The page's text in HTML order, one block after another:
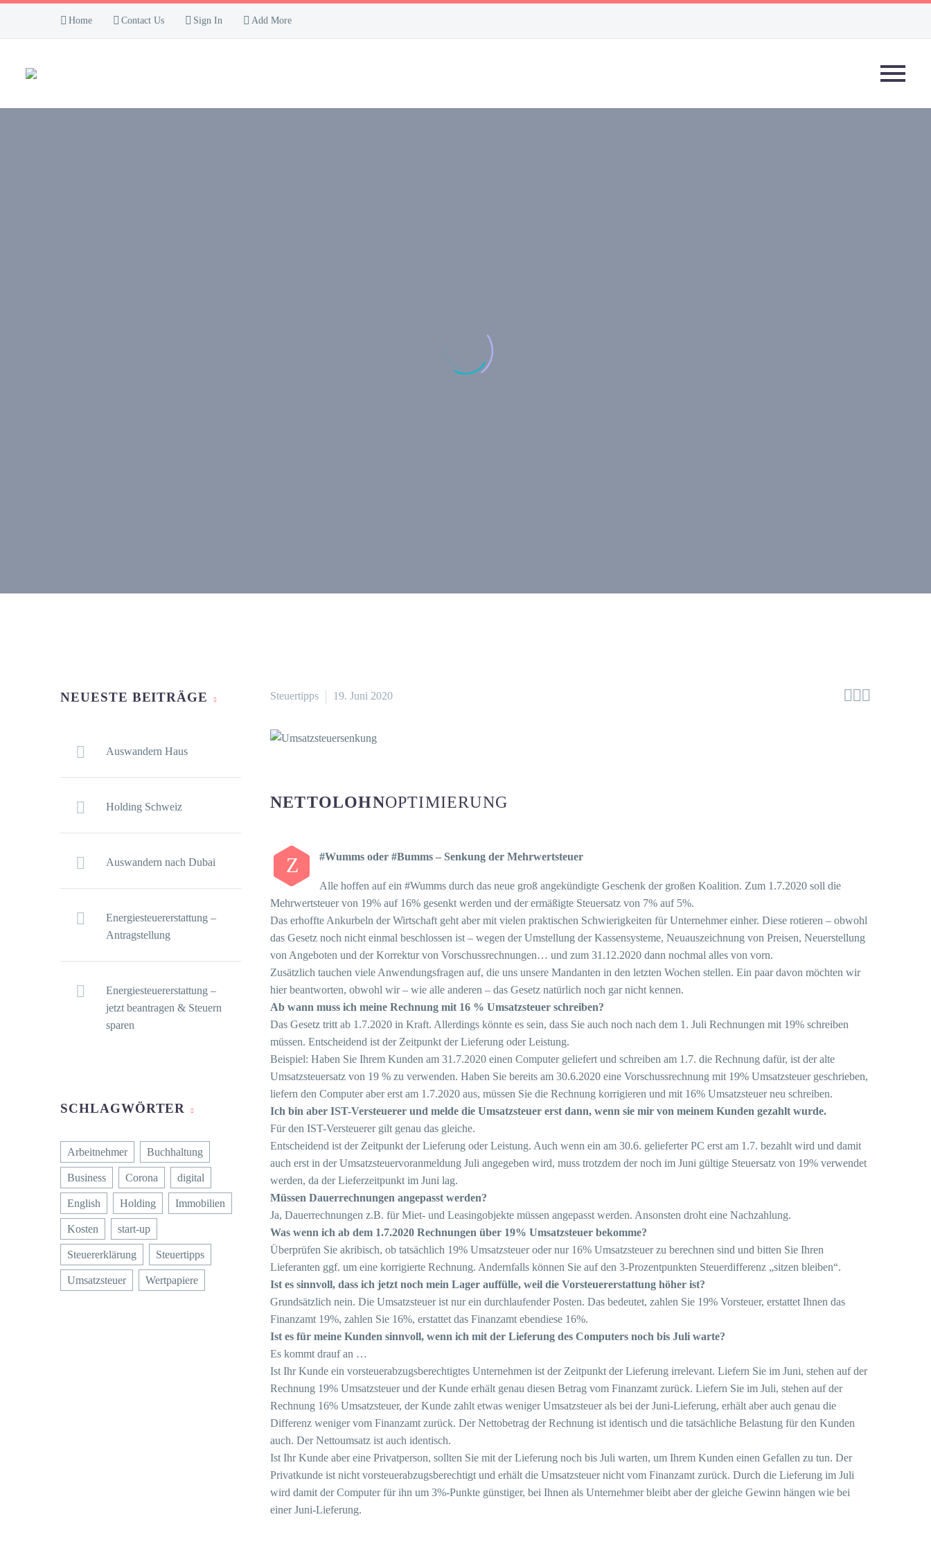
Home Contact Us Sign In Add More

Steuertipps 19. Juni 2020
NETTOLOHNOPTIMIERUNG
Z #Wumms oder #Bumms – Senkung der Mehrwertsteuer
Alle hoffen auf ein #Wumms durch das neue groß angekündigte Geschenk der großen Koalition. Zum 1.7.2020 soll die
Mehrwertsteuer von 19% auf 16% gesenkt werden und der ermäßigte Steuersatz von 7% auf 5%.
Das erhoffte Ankurbeln der Wirtschaft geht aber mit vielen praktischen Schwierigkeiten für Unternehmer einher. Diese rotieren – obwohl
das Gesetz noch nicht einmal beschlossen ist – wegen der Umstellung der Kassensysteme, Neuauszeichnung von Preisen, Neuerstellung
von Angeboten und der Korrektur von Vorschussrechnungen… und zum 31.12.2020 dann nochmal alles von vorn.
Zusätzlich tauchen viele Anwendungsfragen auf, die uns unsere Mandanten in den letzten Wochen stellen. Ein paar davon möchten wir
hier beantworten, obwohl wir – wie alle anderen – das Gesetz natürlich noch gar nicht kennen.
Ab wann muss ich meine Rechnung mit 16 % Umsatzsteuer schreiben?
Das Gesetz tritt ab 1.7.2020 in Kraft. Allerdings könnte es sein, dass Sie auch noch nach dem 1. Juli Rechnungen mit 19% schreiben
müssen. Entscheidend ist der Zeitpunkt der Lieferung oder Leistung.
Beispiel: Haben Sie Ihrem Kunden am 31.7.2020 einen Computer geliefert und schreiben am 1.7. die Rechnung dafür, ist der alte
Umsatzsteuersatz von 19 % zu verwenden. Haben Sie bereits am 30.6.2020 eine Vorschussrechnung mit 19% Umsatzsteuer geschrieben,
liefern den Computer aber erst am 1.7.2020 aus, müssen Sie die Rechnung korrigieren und mit 16% Umsatzsteuer neu schreiben.
Ich bin aber IST-Versteuerer und melde die Umsatzsteuer erst dann, wenn sie mir von meinem Kunden gezahlt wurde.
Für den IST-Versteuerer gilt genau das gleiche.
Entscheidend ist der Zeitpunkt der Lieferung oder Leistung. Auch wenn ein am 30.6. gelieferter PC erst am 1.7. bezahlt wird und damit
auch erst in der Umsatzsteuervoranmeldung Juli angegeben wird, muss trotzdem der noch im Juni gültige Steuersatz von 19% verwendet
werden, da der Lieferzeitpunkt im Juni lag.
Müssen Dauerrechnungen angepasst werden?
Ja, Dauerrechnungen z.B. für Miet- und Leasingobjekte müssen angepasst werden. Ansonsten droht eine Nachzahlung.
Was wenn ich ab dem 1.7.2020 Rechnungen über 19% Umsatzsteuer bekomme?
Überprüfen Sie akribisch, ob tatsächlich 19% Umsatzsteuer oder nur 16% Umsatzsteuer zu berechnen sind und bitten Sie Ihren
Lieferanten ggf. um eine korrigierte Rechnung. Andernfalls können Sie auf den 3-Prozentpunkten Steuerdifferenz „sitzen bleiben“.
Ist es sinnvoll, dass ich jetzt noch mein Lager auffülle, weil die Vorsteuererstattung höher ist?
Grundsätzlich nein. Die Umsatzsteuer ist nur ein durchlaufender Posten. Das bedeutet, zahlen Sie 19% Vorsteuer, erstattet Ihnen das
Finanzamt 19%, zahlen Sie 16%, erstattet das Finanzamt ebendiese 16%.
Ist es für meine Kunden sinnvoll, wenn ich mit der Lieferung des Computers noch bis Juli warte?
Es kommt drauf an …
Ist Ihr Kunde ein vorsteuerabzugsberechtigtes Unternehmen ist der Zeitpunkt der Lieferung irrelevant. Liefern Sie im Juni, stehen auf der
Rechnung 19% Umsatzsteuer und der Kunde erhält genau diesen Betrag vom Finanzamt zurück. Liefern Sie im Juli, stehen auf der
Rechnung 16% Umsatzsteuer, der Kunde zahlt etwas weniger Umsatzsteuer als bei der Juni-Lieferung, erhält aber auch genau die
Differenz weniger vom Finanzamt zurück. Der Nettobetrag der Rechnung ist identisch und die tatsächliche Belastung für den Kunden
auch. Der Nettoumsatz ist auch identisch.
Ist Ihr Kunde aber eine Privatperson, sollten Sie mit der Lieferung noch bis Juli warten, um Ihrem Kunden einen Gefallen zu tun. Der
Privatkunde ist nicht vorsteuerabzugsberechtigt und erhält die Umsatzsteuer nicht vom Finanzamt zurück. Durch die Lieferung im Juli
wird damit der Computer für ihn um 3%-Punkte günstiger, bei Ihnen als Unternehmer bleibt aber der gleiche Gewinn hängen wie bei
einer Juni-Lieferung.
NEUESTE BEITRÄGE
Auswandern Haus
Holding Schweiz
Auswandern nach Dubai
Energiesteuererstattung –
Antragstellung
Energiesteuererstattung –
jetzt beantragen & Steuern
sparen
SCHLAGWÖRTER
Arbeitnehmer Buchhaltung
Business Corona digital
English Holding Immobilien
Kosten start-up
Steuererklärung Steuertipps
Umsatzsteuer Wertpapiere